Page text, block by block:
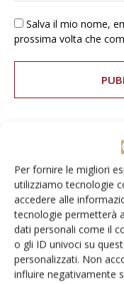
Per fornire le migliori
utilizziamo tecnologie
accedere alle
tecnologie permetterà
dati personali come il
o gli ID univoci su
personalizzati. Non
influire negativamente
Salva il mio nome,
prossima volta che
Tecniche, prodotti